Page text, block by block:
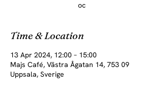
oc
Time & Location
13 Apr 2024, 12:00 – 15:00
Majs Café, Västra Ågatan 14, 753 09
Uppsala, Sverige